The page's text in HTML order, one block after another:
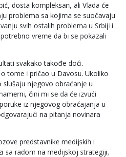
dosta kompleksan, ali Vlada će
problema sa kojima se suočavaju
svih ostalih problema u Srbiji i
vreme da bi se pokazali
svakako takođe doći.
tome i pričao u Davosu. Ukoliko
slušaju njegovo obraćanje u
čini mi se da će izvući
iz njegovog obraćajanja u
na pitanja novinara
predstavnike medijskih i
sa radom na medijskoj strategiji,